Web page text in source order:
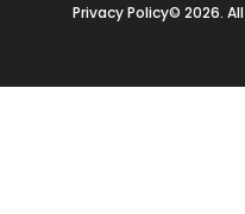
Privacy Policy© 2026.